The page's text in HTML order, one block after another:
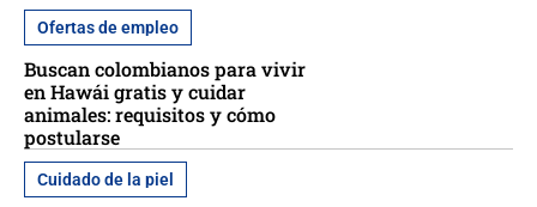
Ofertas de empleo
Buscan colombianos para vivir
en Hawái gratis y cuidar
animales: requisitos y cómo
postularse
Cuidado de la piel